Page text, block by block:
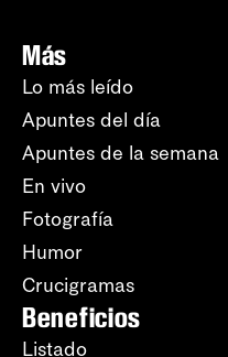
Más
Lo más leído
Apuntes del día
Apuntes de la semana
En vivo
Fotografía
Humor
Crucigramas
Beneficios
Listado